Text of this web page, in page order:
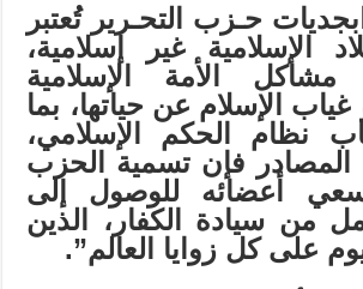
حـزب التحـرير تُعتبر
الإسلامية غير إسلامية،
الأمة الإسلامية
الإسلام عن حياتها، بما
نظام الحكم الإسلامي،
فإن تسمية الحزب
أعضائه للوصول إلى
من سيادة الكفار، الذين
على كل زوايا العالم”.